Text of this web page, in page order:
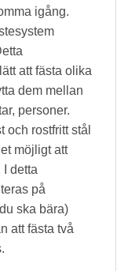
igång.
att fästa olika
dem mellan
personer.
och rostfritt stål
möjligt att
I detta
på
ska bära)
att fästa två